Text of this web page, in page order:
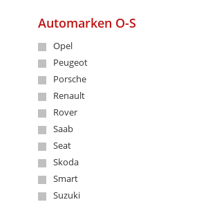
Automarken O-S
Opel
Peugeot
Porsche
Renault
Rover
Saab
Seat
Skoda
Smart
Suzuki